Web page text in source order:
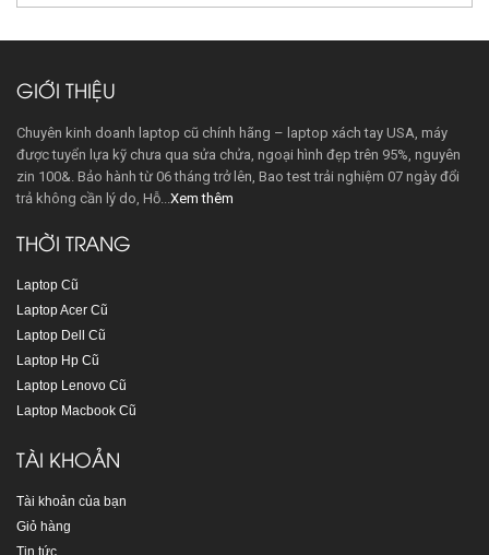
GIỚI THIỆU
Chuyên kinh doanh laptop cũ chính hãng – laptop xách tay USA, máy
được tuyển lựa kỹ chưa qua sửa chửa, ngoại hình đẹp trên 95%, nguyên
zin 100&. Bảo hành từ 06 tháng trở lên, Bao test trải nghiệm 07 ngày đổi
trả không cần lý do, Hỗ...Xem thêm
THỜI TRANG
Laptop Cũ
Laptop Acer Cũ
Laptop Dell Cũ
Laptop Hp Cũ
Laptop Lenovo Cũ
Laptop Macbook Cũ
TÀI KHOẢN
Tài khoản của bạn
Giỏ hàng